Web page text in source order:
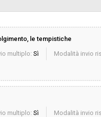
le tempistiche
multiplo: Sì Modalità invio
multiplo: Sì Modalità invio